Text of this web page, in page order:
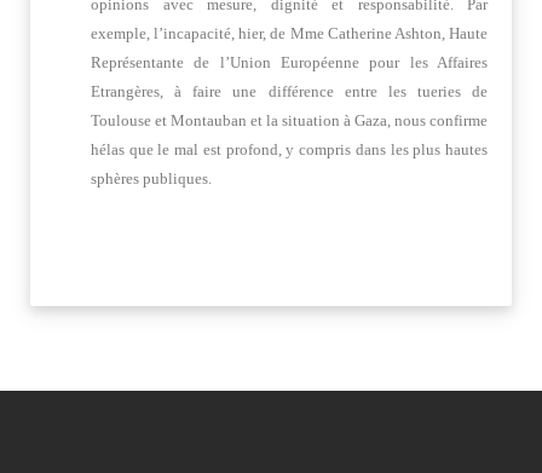
opinions avec mesure, dignité et responsabilité. Par
exemple, l’incapacité, hier, de Mme Catherine Ashton, Haute
Représentante de l’Union Européenne pour les Affaires
Etrangères, à faire une différence entre les tueries de
Toulouse et Montauban et la situation à Gaza, nous confirme
hélas que le mal est profond, y compris dans les plus hautes
sphères publiques.